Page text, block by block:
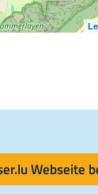
Webseite